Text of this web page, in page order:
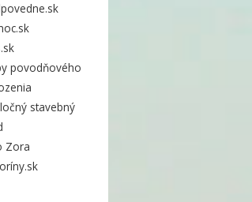
povodňového
stavebný
Zora